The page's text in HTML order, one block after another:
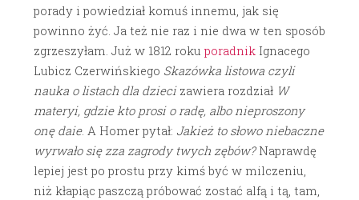
porady i powiedział komuś innemu, jak się
powinno żyć. Ja też nie raz i nie dwa w ten sposób
zgrzeszyłam. Już w 1812 roku poradnikIgnacego
Lubicz Czerwińskiego Skazówka listowa czyli
nauka o listach dla dziecizawiera rozdział W
materyi, gdzie kto prosi o radę, albo nieproszony
onę daie. A Homer pytał: Jakież to słowo niebaczne
wyrwało się zza zagrody twych zębów?Naprawdę
lepiej jest po prostu przy kimś być w milczeniu,
niż kłapiąc paszczą próbować zostać alfą i tą, tam,